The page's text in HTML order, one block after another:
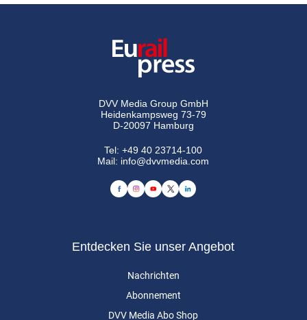
DVV Media Group GmbH
Heidenkampsweg 73-79
D-20097 Hamburg
Tel:+49 40 23714-100
Mail: info@dvvmedia.com
Entdecken Sie unser Angebot
Nachrichten
Abonnement
DVV Media Abo Shop